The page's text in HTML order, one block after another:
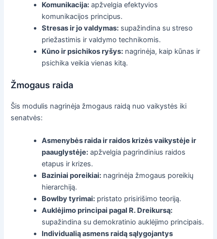
Komunikacija: apžvelgia efektyvios
komunikacijos principus.
Stresas ir jo valdymas: supažindina su streso
priežastimis ir valdymo technikomis.
Kūno ir psichikos ryšys: nagrinėja, kaip kūnas ir
psichika veikia vienas kitą.
Žmogaus raida
Šis modulis nagrinėja žmogaus raidą nuo vaikystės iki
senatvės:
Asmenybės raida ir raidos krizės vaikystėje ir
paauglystėje: apžvelgia pagrindinius raidos
etapus ir krizes.
Baziniai poreikiai: nagrinėja žmogaus poreikių
hierarchiją.
Bowlby tyrimai: pristato prisirišimo teoriją.
Auklėjimo principai pagal R. Dreikursą:
supažindina su demokratinio auklėjimo principais.
Individualią asmens raidą sąlygojantys